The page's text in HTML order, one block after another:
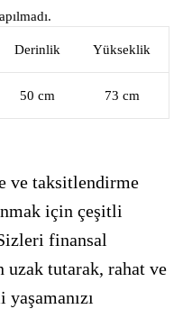
Derinlik Yükseklik
50 cm 73 cm
ve taksitlendirme
için çeşitli
finansal
uzak tutarak, rahat ve